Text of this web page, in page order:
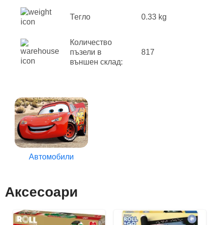
Тегло 0.33 kg
Количество
пъзели в
външен склад:
817
Автомобили
Аксесоари